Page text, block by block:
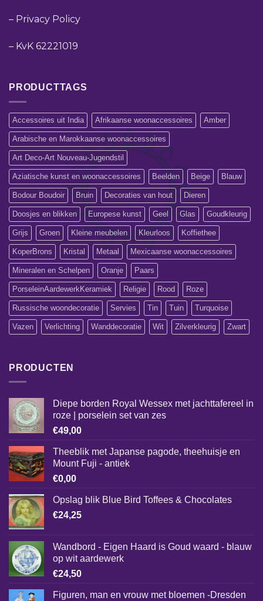
– Privacy Policy
– KvK 62221019
PRODUCTTAGS
Accessoires uit India Afrikaanse woonaccessoires Amber
Arabische en Marokkaanse woonaccessoires
Art Deco-Art Nouveau-Jugendstil
Aziatische kunst en woonaccessoires Beelden Beige Blauw
Bodour Boudoir Bruin Decoraties van hout Dieren
Doosjes en blikken Europese kunst Geel Glas Goudkleurig
Grijs Groen Kleine meubelen Kleurloos Koffiethee
KoperBrons Kristal Metaal Mexicaanse woonaccessoires
Mineralen en Schelpen Oranje Paars
PorseleinAardewerkKeramiek Religie Rood Roze
Russische woondecoratie Servies Tin Tuin Turquoise
Vazen Verlichting Wanddecoratie Wit Zilverkleurig Zwart
PRODUCTEN
Diepe borden Royal Wessex met jachttafereel in
roze | porselein set van zes
€49,00
Theeblik met Japanse pagode, theehuisje en
Mount Fuji - antiek
€0,00
Opslag blik Blue Bird Toffees & Chocolates
€24,25
Wandbord - Eigen Haard is Goud waard - blauw
op wit aardewerk
€24,50
Figuren, man en vrouw met bloemen -Dresden